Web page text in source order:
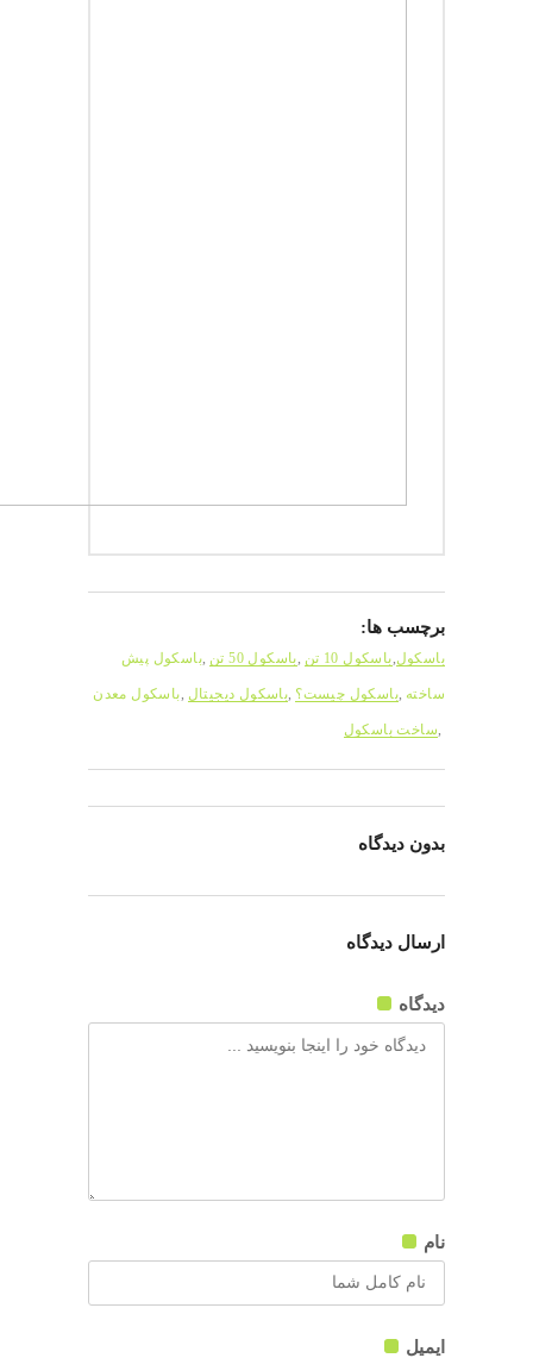
برچسب ها:
باسکول,باسکول 10 تن ,باسکول 50 تن ,باسکول پیش
ساخته ,باسکول چیست؟ ,باسکول دیجیتال ,باسکول معدن
,ساخت باسکول
بدون دیدگاه
ارسال دیدگاه
دیدگاه
نام
ایمیل